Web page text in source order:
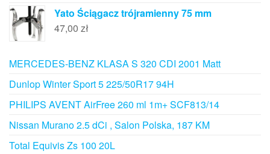
Yato Ściągacz trójramienny 75 mm
47,00 zł
MERCEDES-BENZ KLASA S 320 CDI 2001 Matt
Dunlop Winter Sport 5 225/50R17 94H
PHILIPS AVENT AirFree 260 ml 1m+ SCF813/14
Nissan Murano 2.5 dCi , Salon Polska, 187 KM
Total Equivis Zs 100 20L